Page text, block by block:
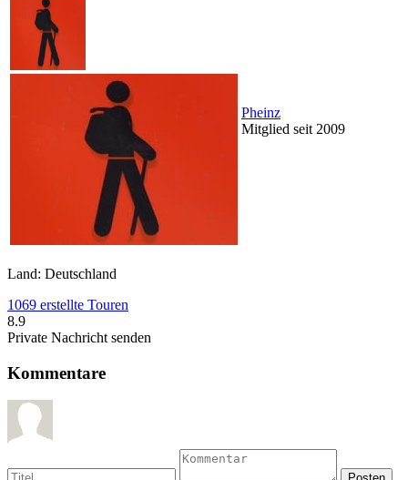
Pheinz
Mitglied seit 2009
Land: Deutschland
1069 erstellte Touren
8.9
Private Nachricht senden
Kommentare